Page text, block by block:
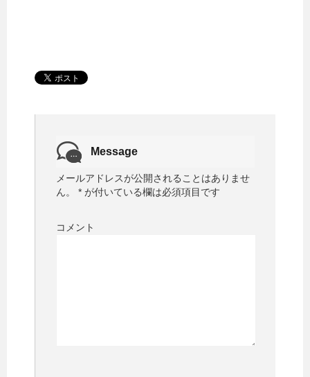
Message
メールアドレスが公開されることはありませ
ん。
* が付いている欄は必須項目です
コメント